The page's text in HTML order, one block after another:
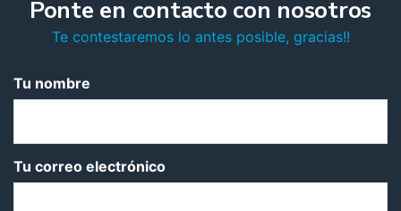
Ponte en contacto con nosotros
Te contestaremos lo antes posible, gracias!!
Tu nombre
Tu correo electrónico